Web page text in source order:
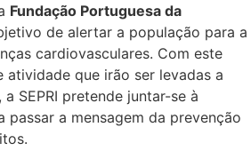
Fundação Portuguesa da
de alertar a população para a
cardiovasculares. Com este
que irão ser levadas a
SEPRI pretende juntar-se à
passar a mensagem da prevenção